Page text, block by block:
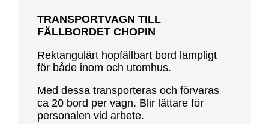
TRANSPORTVAGN TILL
FÄLLBORDET CHOPIN
Rektangulärt hopfällbart bord lämpligt
för både inom och utomhus.
Med dessa transporteras och förvaras
ca 20 bord per vagn. Blir lättare för
personalen vid arbete.